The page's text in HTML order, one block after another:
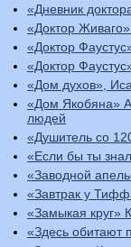
«Дневник
«Доктор
«Доктор
«Доктор
«Дом духов»,
«Дом Якобяна»
людей
«Душитель со
«Если бы ты
«Заводной
«Завтрак у
«Замыкая круг»
«Здесь обитают